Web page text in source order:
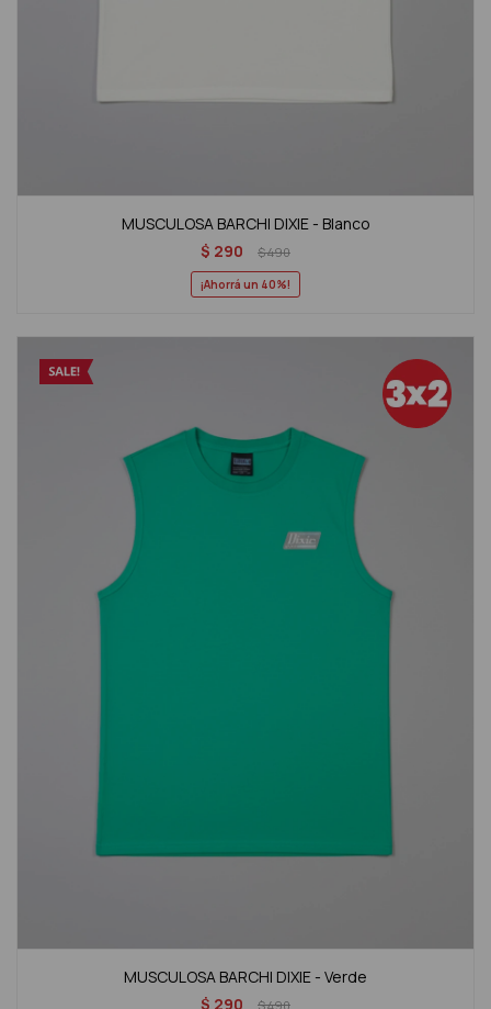
MUSCULOSA BARCHI DIXIE - Blanco
$ 290 $490
40
MUSCULOSA BARCHI DIXIE - Verde
$ 290 $490